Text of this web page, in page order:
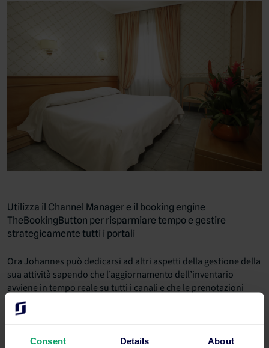
Consent Details About
Utilizza il Channel Manager e il booking engine
TheBookingButton per risparmiare tempo e gestire
strategicamente tutti i portali
Ora Johannes può dedicarsi ad altri aspetti della gestione della
sua attività sapendo che l’aggiornamento dell’inventario
avviene in tempo reale su tutti i canali e che le prenotazioni
dirette senza commissioni sono sempre incentivate sul suo sito
web grazie al booking engine TheBookingButton.
Il primo risultato che Johannes ha riscontrato dall’utilizzo della